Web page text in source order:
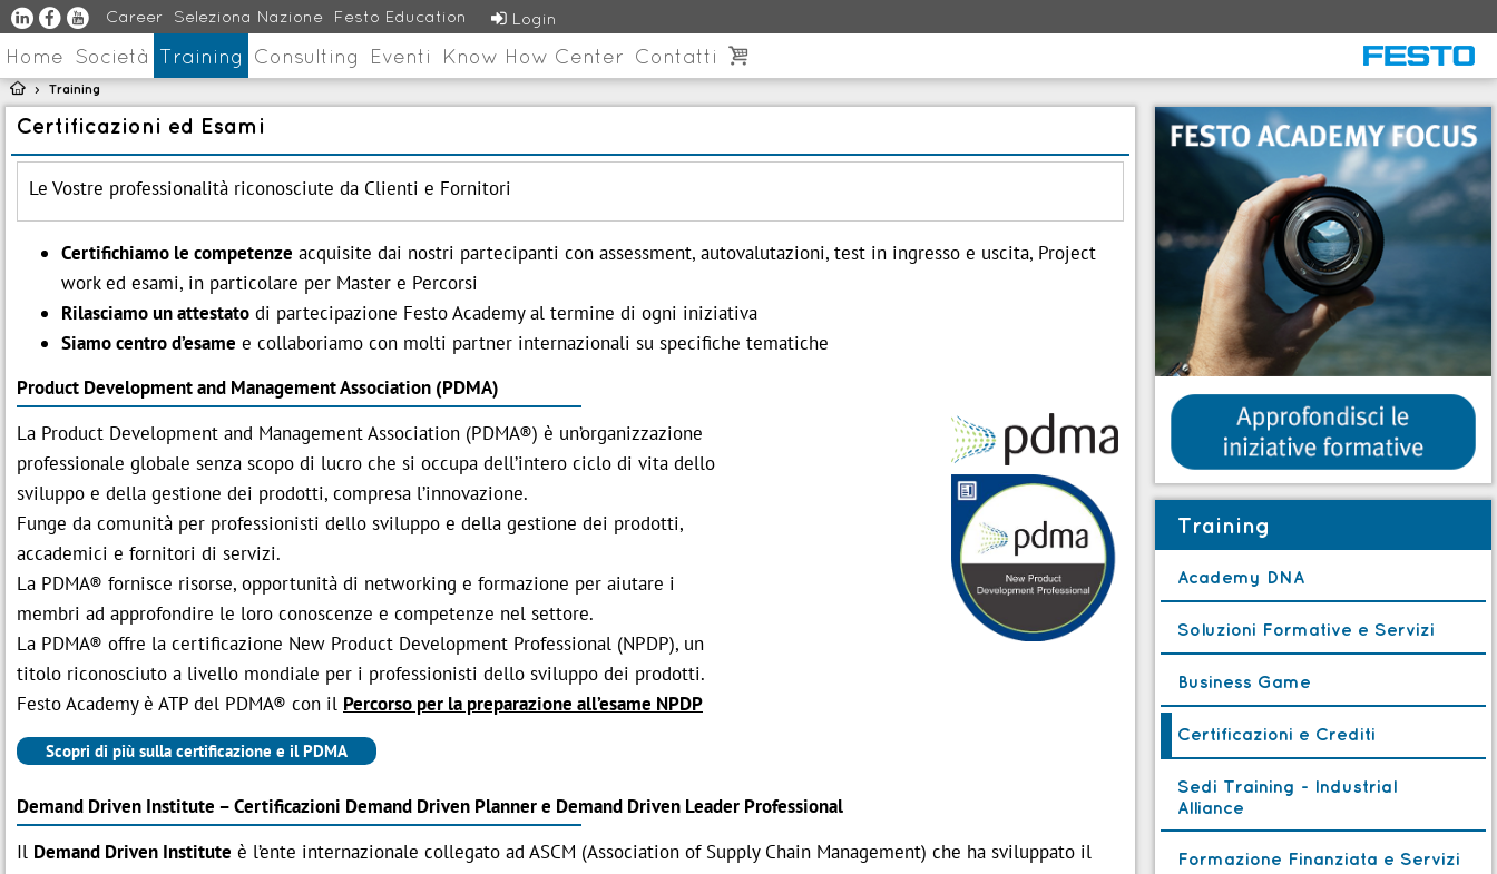
u s v Career Seleziona Nazione Festo Education  Login
Home Società Training Consulting Eventi Know How Center Contatti 
 > Training
Certificazioni ed Esami
Le Vostre professionalità riconosciute da Clienti e Fornitori
Certifichiamo le competenze acquisite dai nostri partecipanti con assessment, autovalutazioni, test in ingresso e uscita, Project
work ed esami, in particolare per Master e Percorsi
Rilasciamo un attestato di partecipazione Festo Academy al termine di ogni iniziativa
Siamo centro d’esame e collaboriamo con molti partner internazionali su specifiche tematiche
Product Development and Management Association (PDMA)
La Product Development and Management Association (PDMA®) è un’organizzazione
professionale globale senza scopo di lucro che si occupa dell’intero ciclo di vita dello
sviluppo e della gestione dei prodotti, compresa l’innovazione.
Funge da comunità per professionisti dello sviluppo e della gestione dei prodotti,
accademici e fornitori di servizi.
La PDMA® fornisce risorse, opportunità di networking e formazione per aiutare i
membri ad approfondire le loro conoscenze e competenze nel settore.
La PDMA® offre la certificazione New Product Development Professional (NPDP), un
titolo riconosciuto a livello mondiale per i professionisti dello sviluppo dei prodotti.
Festo Academy è ATP del PDMA® con il Percorso per la preparazione all’esame NPDP
Scopri di più sulla certificazione e il PDMA
Demand Driven Institute – Certificazioni Demand Driven Planner e Demand Driven Leader Professional
Il Demand Driven Institute è l’ente internazionale collegato ad ASCM (Association of Supply Chain Management) che ha sviluppato il
Training
Academy DNA
Soluzioni Formative e Servizi
Business Game
Certificazioni e Crediti
Sedi Training - Industrial
Alliance
Formazione Finanziata e Servizi